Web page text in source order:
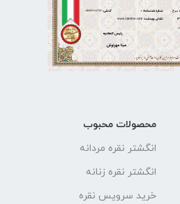
محصولات محبوب
انگشتر نقره مردانه
انگشتر نقره زنانه
خرید سرویس نقره